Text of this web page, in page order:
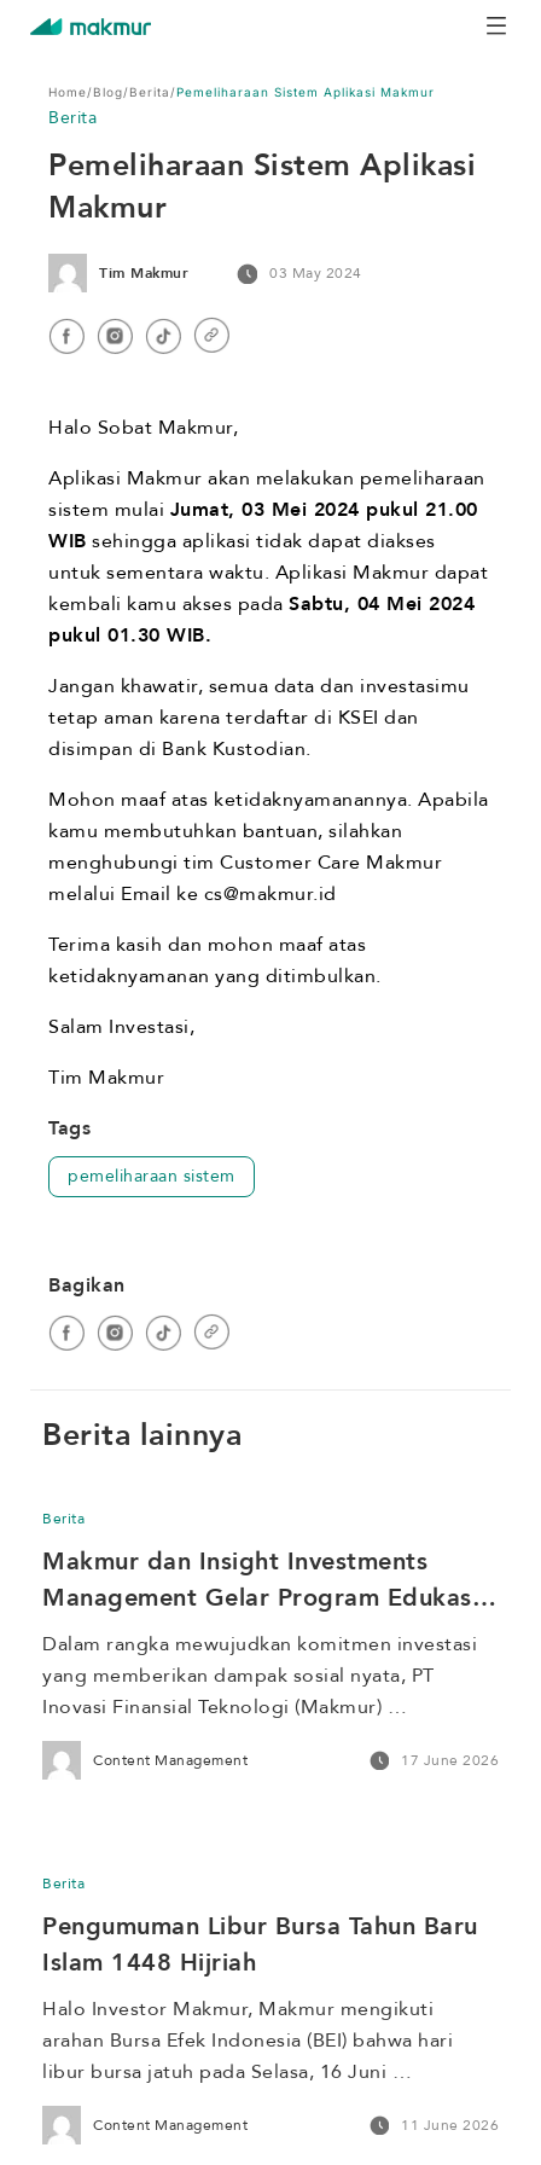
Home/Blog/Berita /Pemeliharaan Sistem Aplikasi Makmur
Berita
Pemeliharaan Sistem Aplikasi
Makmur
Tim Makmur 03 May 2024
Halo Sobat Makmur,
Aplikasi Makmur akan melakukan pemeliharaan
sistem mulai Jumat, 03 Mei 2024 pukul 21.00
WIB sehingga aplikasi tidak dapat diakses
untuk sementara waktu. Aplikasi Makmur dapat
kembali kamu akses pada Sabtu, 04 Mei 2024
pukul 01.30 WIB.
Jangan khawatir, semua data dan investasimu
tetap aman karena terdaftar di KSEI dan
disimpan di Bank Kustodian.
Mohon maaf atas ketidaknyamanannya. Apabila
kamu membutuhkan bantuan, silahkan
menghubungi tim Customer Care Makmur
melalui Email ke cs@makmur.id
Terima kasih dan mohon maaf atas
ketidaknyamanan yang ditimbulkan.
Salam Investasi,
Tim Makmur
Tags
pemeliharaan sistem
Bagikan
Berita lainnya
Berita
Makmur dan Insight Investments
Management Gelar Program Edukasi
U-DETECT Jakarta di SMAN 48
Jakarta
Dalam rangka mewujudkan komitmen investasi
yang memberikan dampak sosial nyata, PT
Inovasi Finansial Teknologi (Makmur)
berkolaborasi dengan PT Insight Investments
Management (IIM) menggelar program Jakarta
untuk memantau kondisi lingkungan sekaligus
memperkuat literasi Sains, Teknologi, Rekayasa,
[…]
Content Management 17 June 2026
Berita
Pengumuman Libur Bursa Tahun Baru
Islam 1448 Hijriah
Halo Investor Makmur, Makmur mengikuti
arahan Bursa Efek Indonesia (BEI) bahwa hari
libur bursa jatuh pada Selasa, 16 Juni
2026 bertepatan dengan 1 Muharam Tahun Baru
Islam 1448 Hijriah. Berikut penyesuaian kegiatan
Content Management 11 June 2026